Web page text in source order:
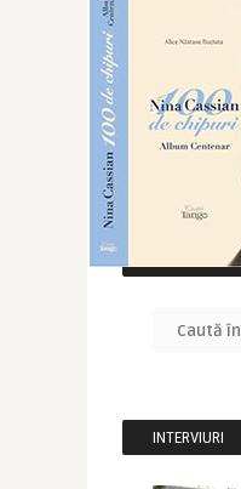
CAUTĂ ÎN SITE
INTERVIURI